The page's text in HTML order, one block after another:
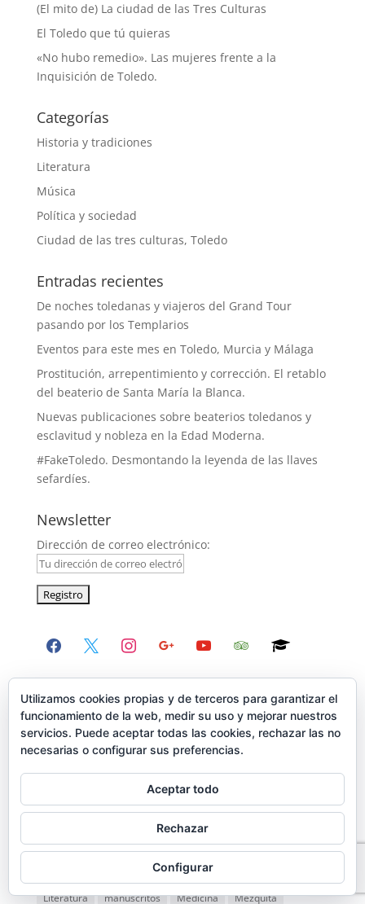
(El mito de) La ciudad de las Tres Culturas
El Toledo que tú quieras
«No hubo remedio». Las mujeres frente a la
Inquisición de Toledo.
Categorías
Historia y tradiciones
Literatura
Música
Política y sociedad
Ciudad de las tres culturas, Toledo
Entradas recientes
De noches toledanas y viajeros del Grand Tour
pasando por los Templarios
Eventos para este mes en Toledo, Murcia y Málaga
Prostitución, arrepentimiento y corrección. El retablo
del beaterio de Santa María la Blanca.
Nuevas publicaciones sobre beaterios toledanos y
esclavitud y nobleza en la Edad Moderna.
#FakeToledo. Desmontando la leyenda de las llaves
sefardíes.
Newsletter
Dirección de correo electrónico:
facebook instagramgoogle youtube tripadvisorgraduation-
Etiquetas
Al Andalus Archivo Histórico Nacional
Arqueología
Arquitectura
Arte Astronomía
Beatas
Biblioteca Nacional de España
Catedral de Toledo
Cristianismo
Felipe II
Hechicería y brujería
Historiadores
Imprenta
Judaísmo Judería
Literatura
manuscritos Medicina Mezquita
Utilizamos cookies propias y de terceros para garantizar el
funcionamiento de la web, medir su uso y mejorar nuestros
servicios. Puede aceptar todas las cookies, rechazar las no
necesarias o configurar sus preferencias.
Aceptar todo
Rechazar
Configurar